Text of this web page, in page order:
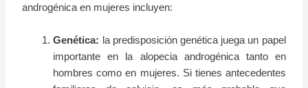
androgénica en mujeres incluyen:
Genética: la predisposición genética juega un papel
importante en la alopecia androgénica tanto en
hombres como en mujeres. Si tienes antecedentes